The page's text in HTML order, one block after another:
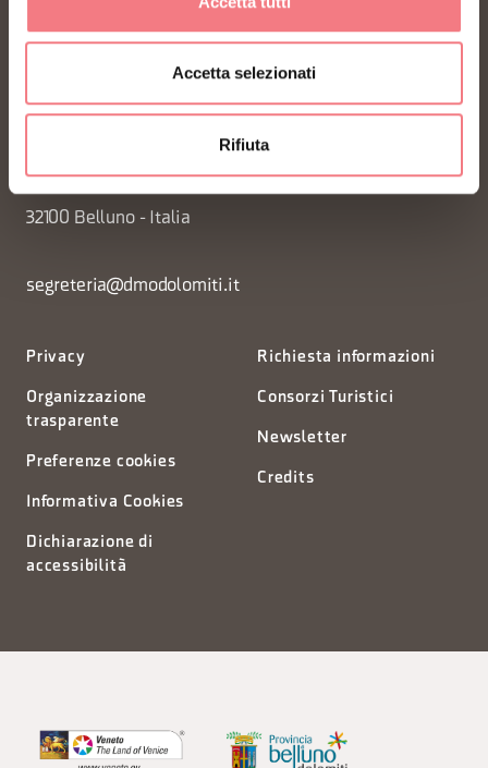
Accetta selezionati
Rifiuta
FONDAZIONE DMO DOLOMITI BELLUNESI
32100 Belluno - Italia
segreteria@dmodolomiti.it
Privacy
Organizzazione
trasparente
Preferenze cookies
Informativa Cookies
Dichiarazione di
accessibilità
Richiesta informazioni
Consorzi Turistici
Newsletter
Credits